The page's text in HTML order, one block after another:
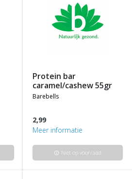
protein bar
caramel/cashew 55gr
barebells
2,99
Meer informatie
info Niet op voorraad